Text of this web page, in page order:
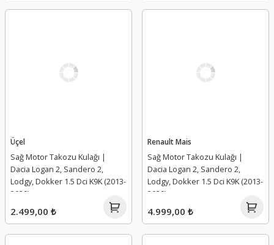
Üçel
Sağ Motor Takozu Kulağı |
Dacia Logan 2, Sandero 2,
Lodgy, Dokker 1.5 Dci K9K (2013-
2020)
2.499,00 ₺
Renault Mais
Sağ Motor Takozu Kulağı |
Dacia Logan 2, Sandero 2,
Lodgy, Dokker 1.5 Dci K9K (2013-
2020)
4.999,00 ₺